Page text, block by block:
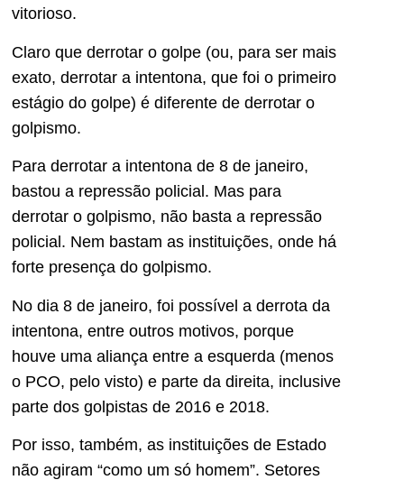
vitorioso.
Claro que derrotar o golpe (ou, para ser mais
exato, derrotar a intentona, que foi o primeiro
estágio do golpe) é diferente de derrotar o
golpismo.
Para derrotar a intentona de 8 de janeiro,
bastou a repressão policial. Mas para
derrotar o golpismo, não basta a repressão
policial. Nem bastam as instituições, onde há
forte presença do golpismo.
No dia 8 de janeiro, foi possível a derrota da
intentona, entre outros motivos, porque
houve uma aliança entre a esquerda (menos
o PCO, pelo visto) e parte da direita, inclusive
parte dos golpistas de 2016 e 2018.
Por isso, também, as instituições de Estado
não agiram “como um só homem”. Setores